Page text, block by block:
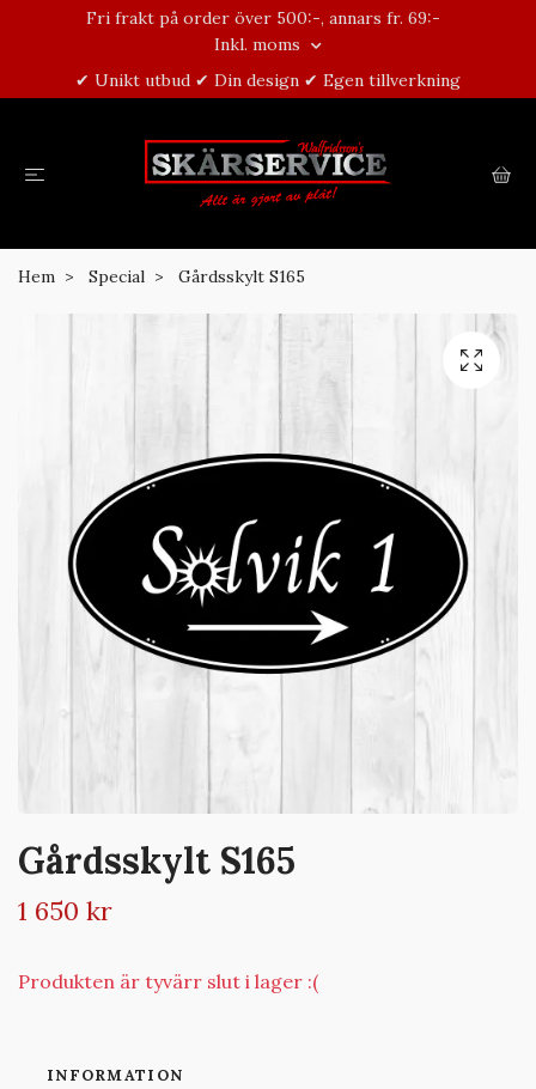
Fri frakt på order över 500:-, annars fr. 69:-
Inkl. moms
✔ Unikt utbud ✔ Din design ✔ Egen tillverkning
Hem Special Gårdsskylt S165
Gårdsskylt S165
1 650 kr
Produkten är tyvärr slut i lager :(
INFORMATION